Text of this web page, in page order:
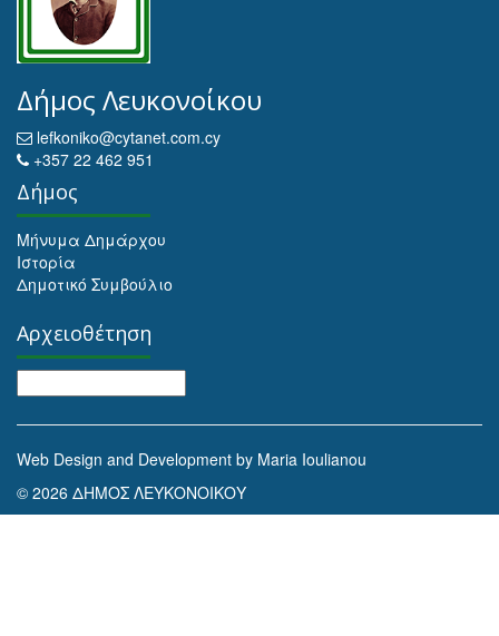
Δήμος Λευκονοίκου
lefkoniko@cytanet.com.cy
+357 22 462 951
Δήμος
Μήνυμα Δημάρχου
Ιστορία
Δημοτικό Συμβούλιο
Αρχειοθέτηση
Web Design and Development by Maria Ioulianou
© 2026 ΔΗΜΟΣ ΛΕΥΚΟΝΟΙΚΟΥ